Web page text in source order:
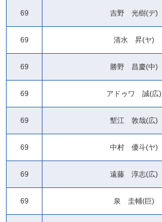
69 吉野 光樹(デ)
69 清水 昇(ヤ)
69 勝野 昌慶(中)
69 アドゥワ 誠(広)
69 塹江 敦哉(広)
69 中村 優斗(ヤ)
69 遠藤 淳志(広)
69 泉 圭輔(巨)